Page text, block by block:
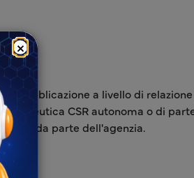
×
pubblicazione a livello di relazione
CSR autonoma o di
da parte dell'agenzia.